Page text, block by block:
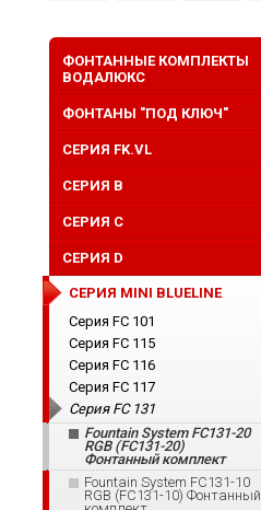
ФОНТАННЫЕ КОМПЛЕКТЫ
ВОДАЛЮКС
ФОНТАНЫ "ПОД КЛЮЧ"
СЕРИЯ FK.VL
СЕРИЯ B
СЕРИЯ C
СЕРИЯ D
СЕРИЯ MINI BLUELINE
Серия FС 101
Серия FС 115
Серия FС 116
Серия FC 117
Серия FC 131
Fountain System FC131-20
RGB (FC131-20)
Фонтанный комплект
Fountain System FC131-10
RGB (FC131-10) Фонтанный